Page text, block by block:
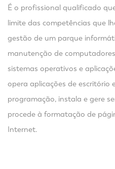
É o profissional qualificado
limite das competências que
gestão de um parque
manutenção de
sistemas operativos e
opera aplicações de escritório
programação, instala e gere
procede à formatação de
Internet.